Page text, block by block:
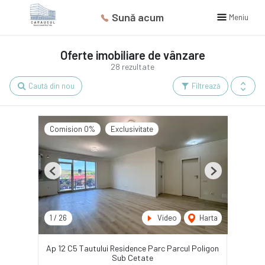
Sună acum Meniu
28 rezultate
Oferte imobiliare de vânzare
Filtrează
Caută din nou
Comision 0% Exclusivitate
1 / 26 Video Harta
Previous Next
Ap 12 C5 Tautului Residence Parc Parcul Poligon
Sub Cetate